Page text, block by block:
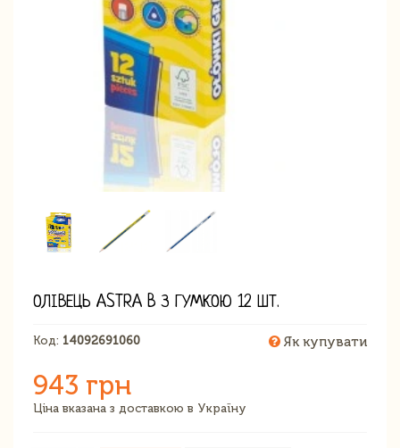
ОЛІВЕЦЬ ASTRA B З ГУМКОЮ 12 ШТ.
Код: 14092691060 Як купувати
943 грн
Ціна вказана з доставкою в Україну